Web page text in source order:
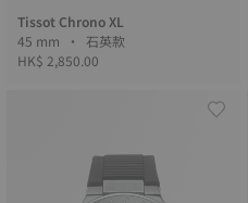
Tissot Chrono XL
45 mm • 石英款
HK$ 2,850.00